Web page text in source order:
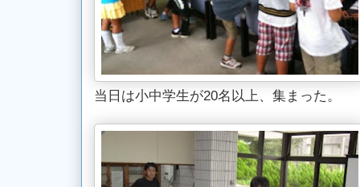
当日は小中学生が20名以上、集まった。